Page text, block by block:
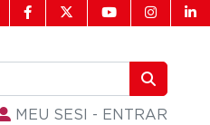
MEU SESI - ENTRAR